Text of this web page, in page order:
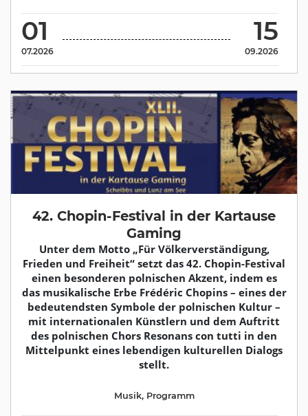
01
07.2026
15
09.2026
42. Chopin-Festival in der Kartause
Gaming
Unter dem Motto „Für Völkerverständigung,
Frieden und Freiheit“ setzt das 42. Chopin-Festival
einen besonderen polnischen Akzent, indem es
das musikalische Erbe Frédéric Chopins – eines der
bedeutendsten Symbole der polnischen Kultur –
mit internationalen Künstlern und dem Auftritt
des polnischen Chors Resonans con tutti in den
Mittelpunkt eines lebendigen kulturellen Dialogs
stellt.
Musik, Programm